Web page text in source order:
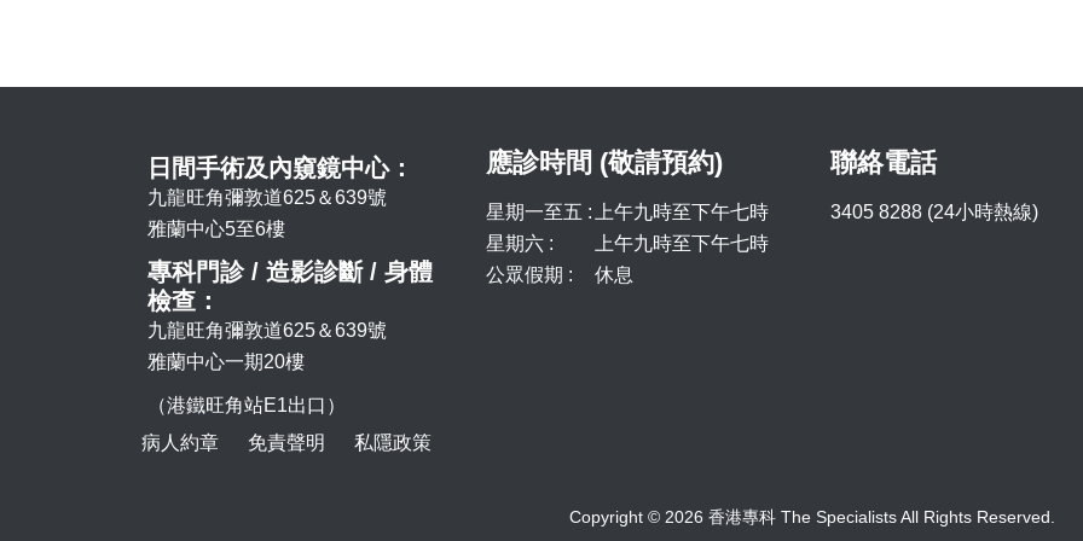
日間手術及內窺鏡中心：
九龍旺角彌敦道625＆639號
雅蘭中心5至6樓
專科門診 / 造影診斷 / 身體
檢查：
九龍旺角彌敦道625＆639號
雅蘭中心一期20樓
（港鐵旺角站E1出口）
應診時間 (敬請預約)
星期一至五 :
上午九時至下午七時
星期六 :
上午九時至下午七時
公眾假期 :
休息
聯絡電話
3405 8288 (24小時熱線)
病人約章 免責聲明 私隱政策
Copyright © 2026 香港專科 The Specialists All Rights Reserved.